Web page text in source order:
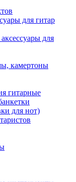
для гитар
для
камертоны
гитарные
для нот)